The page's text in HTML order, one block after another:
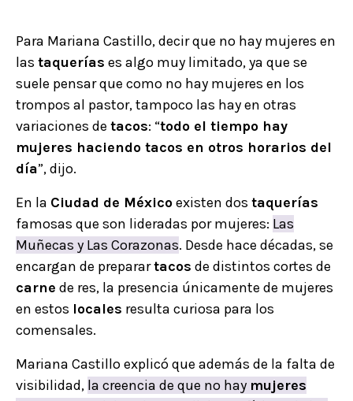
Para Mariana Castillo, decir que no hay mujeres en
las taquerías es algo muy limitado, ya que se
suele pensar que como no hay mujeres en los
trompos al pastor, tampoco las hay en otras
variaciones de tacos: “todo el tiempo hay
mujeres haciendo tacos en otros horarios del
día”, dijo.
En la Ciudad de Méxicoexisten dos taquerías
famosas que son lideradas por mujeres: Las
Muñecas y Las Corazonas. Desde hace décadas, se
encargan de preparartacos de distintos cortes de
carne de res, la presencia únicamente de mujeres
en estos locales resulta curiosa para los
comensales.
Mariana Castillo explicó que además de la falta de
visibilidad, la creencia de que no hay mujeres